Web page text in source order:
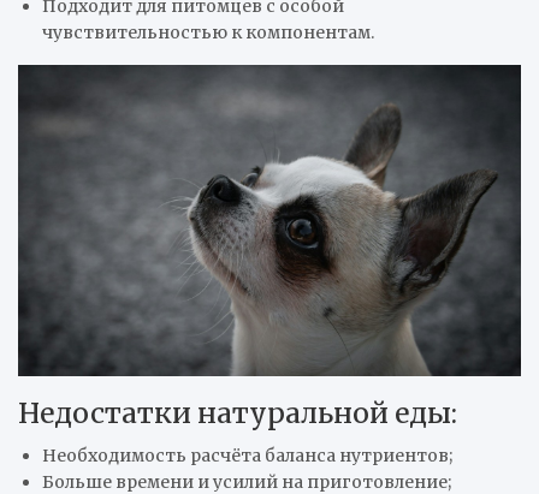
Подходит для питомцев с особой
чувствительностью к компонентам.
Недостатки натуральной еды:
Необходимость расчёта баланса нутриентов;
Больше времени и усилий на приготовление;